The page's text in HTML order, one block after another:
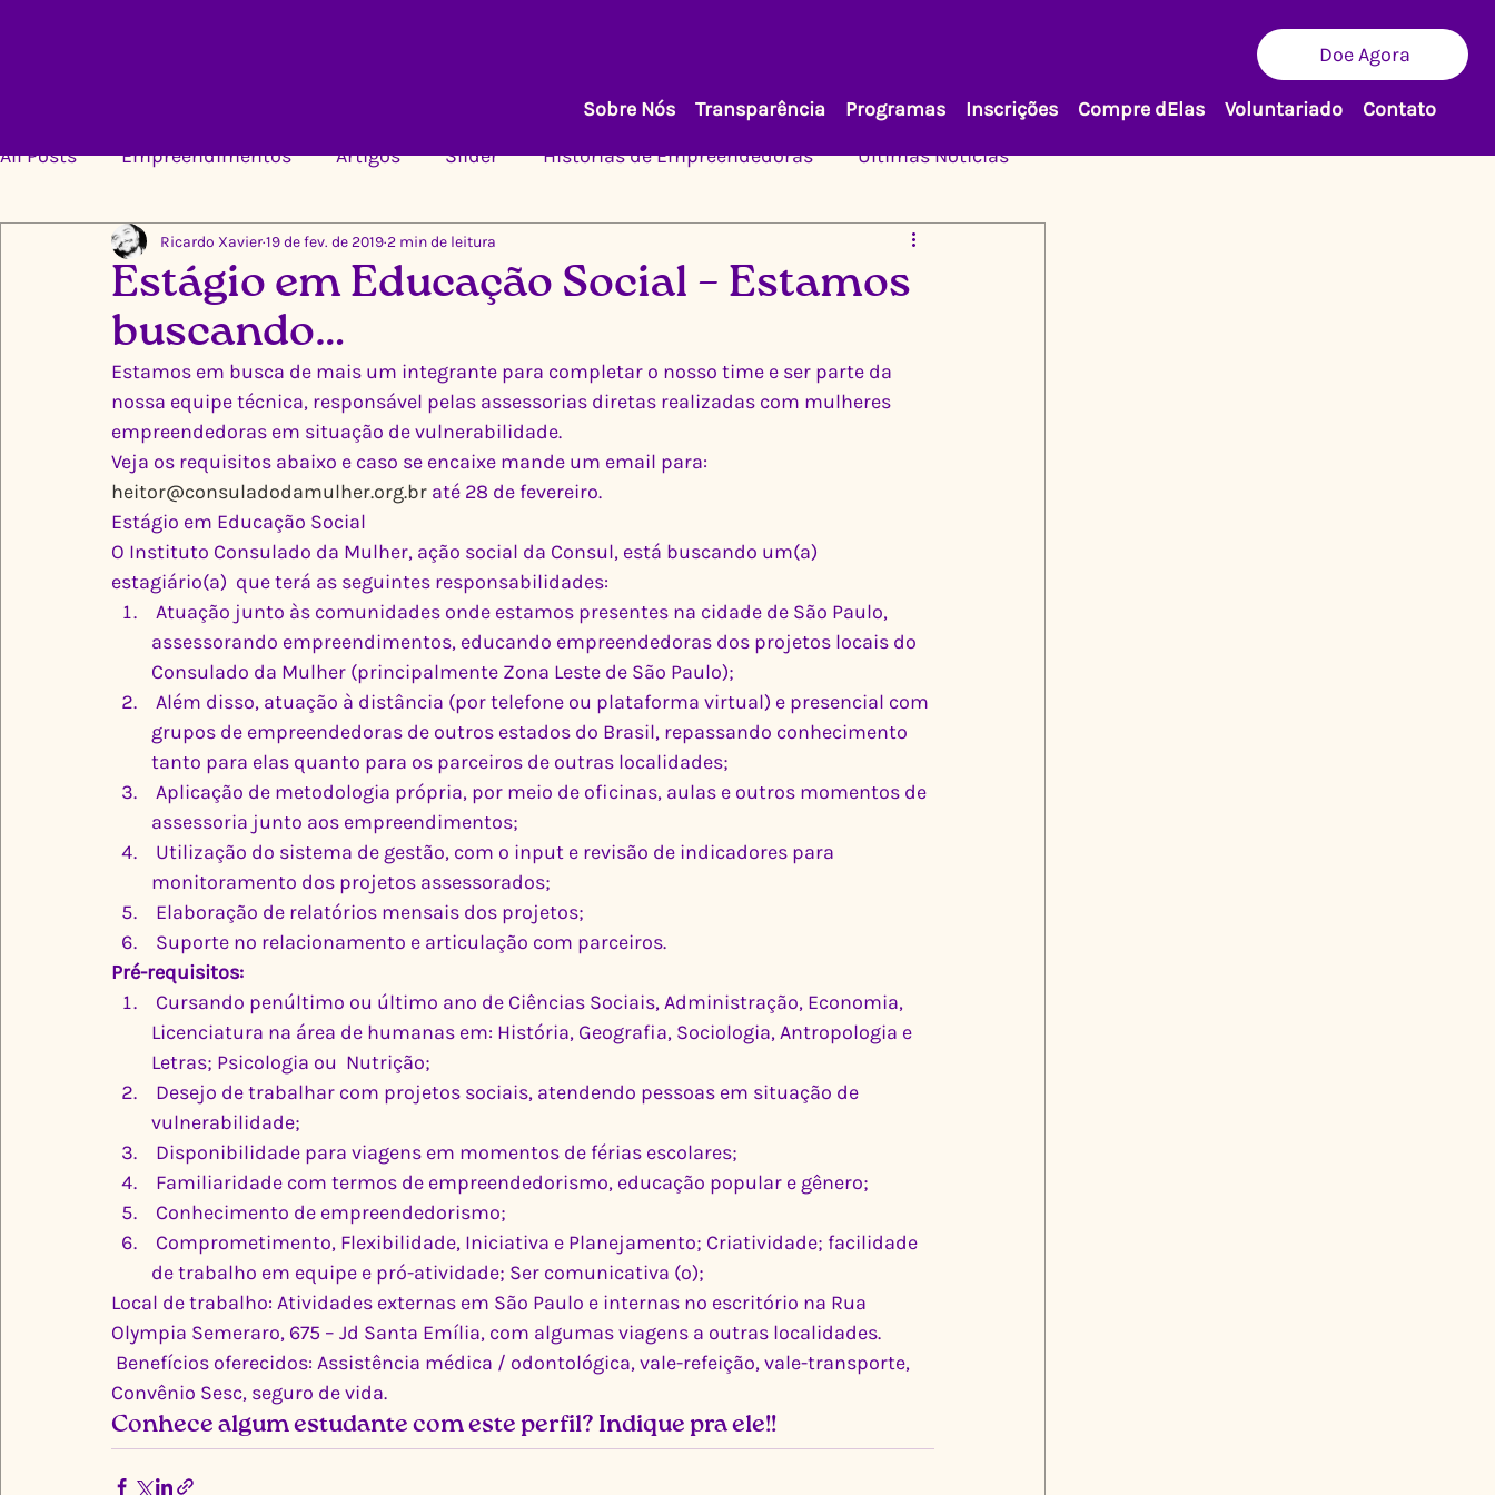
Doe Agora
Sobre Nós Transparência Programas Inscrições Compre dElas Voluntariado
Contato
All Posts
Empreendimentos Artigos Slider Histórias de Empreendedoras Últimas Notícias
Estágio em Educação Social – Estamos
buscando…
Ricardo Xavier19 de fev. de 20192 min de leitura
Estamos em busca de mais um integrante para completar o nosso time e ser parte da
nossa equipe técnica, responsável pelas assessorias diretas realizadas com mulheres
empreendedoras em situação de vulnerabilidade.
Veja os requisitos abaixo e caso se encaixe mande um email para:
heitor@consuladodamulher.org.br até 28 de fevereiro.
Estágio em Educação Social
O Instituto Consulado da Mulher, ação social da Consul, está buscando um(a)
estagiário(a)  que terá as seguintes responsabilidades:
assessorando empreendimentos, educando empreendedoras dos projetos locais do
Consulado da Mulher (principalmente Zona Leste de São Paulo);
grupos de empreendedoras de outros estados do Brasil, repassando conhecimento
tanto para elas quanto para os parceiros de outras localidades;
assessoria junto aos empreendimentos;
monitoramento dos projetos assessorados;
Elaboração de relatórios mensais dos projetos;
Suporte no relacionamento e articulação com parceiros.
Pré-requisitos:
Licenciatura na área de humanas em: História, Geografia, Sociologia, Antropologia e
Letras; Psicologia ou  Nutrição;
vulnerabilidade;
Disponibilidade para viagens em momentos de férias escolares;
Familiaridade com termos de empreendedorismo, educação popular e gênero;
Conhecimento de empreendedorismo;
de trabalho em equipe e pró-atividade; Ser comunicativa (o);
Local de trabalho: Atividades externas em São Paulo e internas no escritório na Rua
Olympia Semeraro, 675 – Jd Santa Emília, com algumas viagens a outras localidades.
Convênio Sesc, seguro de vida.
Conhece algum estudante com este perfil? Indique pra ele!!